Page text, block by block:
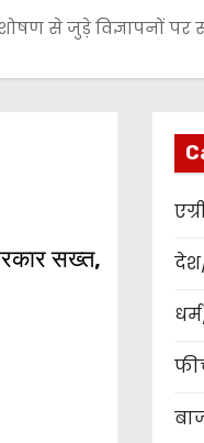
से जुड़े विज्ञापनों
सख्त,